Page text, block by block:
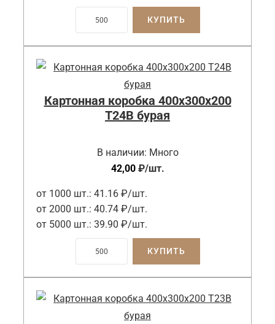
КУПИТЬ
Картонная коробка 400x300x200
Т24B бурая
В наличии: Много
42,00 ₽/шт.
от 1000 шт.: 41.16 ₽/шт.
от 2000 шт.: 40.74 ₽/шт.
от 5000 шт.: 39.90 ₽/шт.
КУПИТЬ